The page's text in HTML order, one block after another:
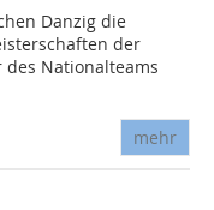
Danzig die
der
Nationalteams
mehr